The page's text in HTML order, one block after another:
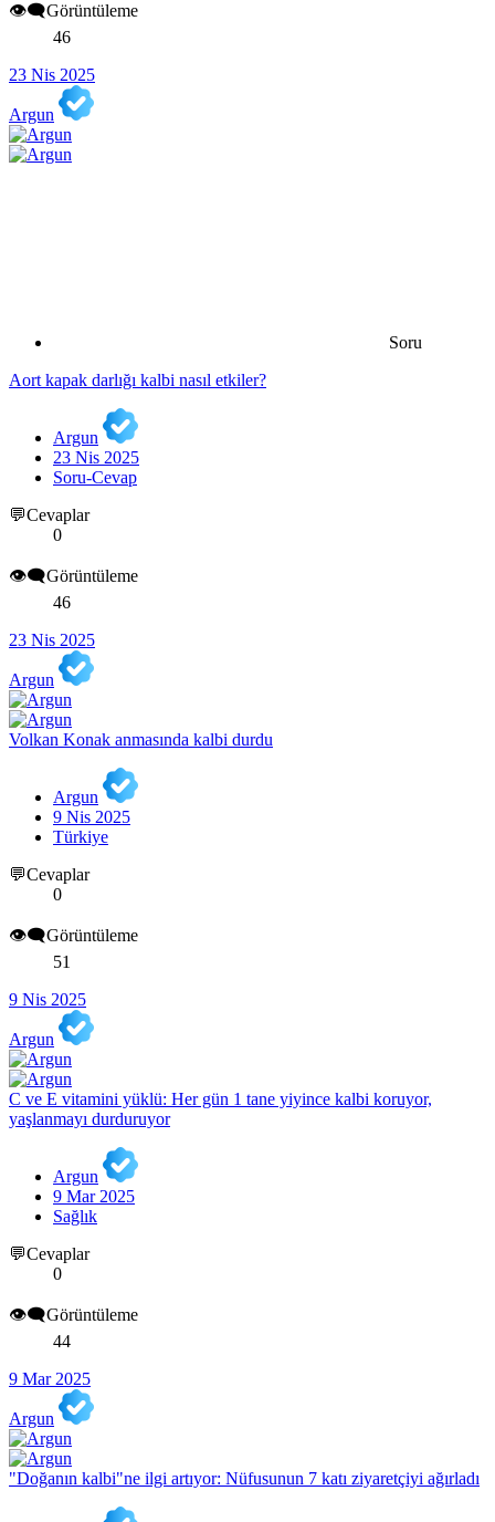
👁️‍🗨️Görüntüleme
46
23 Nis 2025
Argun
Soru
Aort kapak darlığı kalbi nasıl etkiler?
Argun
23 Nis 2025
Soru-Cevap
💬Cevaplar
0
👁️‍🗨️Görüntüleme
46
23 Nis 2025
Argun
Volkan Konak anmasında kalbi durdu
Argun
9 Nis 2025
Türkiye
💬Cevaplar
0
👁️‍🗨️Görüntüleme
51
9 Nis 2025
Argun
C ve E vitamini yüklü: Her gün 1 tane yiyince kalbi koruyor,
yaşlanmayı durduruyor
Argun
9 Mar 2025
Sağlık
💬Cevaplar
0
👁️‍🗨️Görüntüleme
44
9 Mar 2025
Argun
"Doğanın kalbi"ne ilgi artıyor: Nüfusunun 7 katı ziyaretçiyi ağırladı